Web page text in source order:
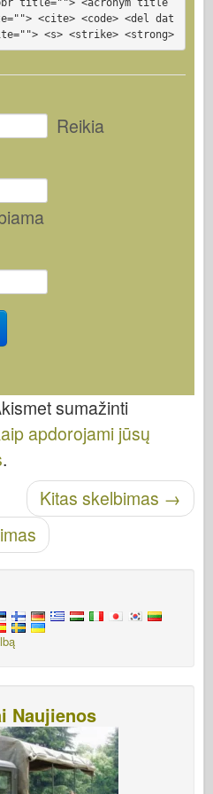
title=""> <acronym title
<cite> <code> <del dat
<s> <strike> <strong>
Reikia
sumažinti
apdorojami jūsų
.
Kitas skelbimas →
Naujienos